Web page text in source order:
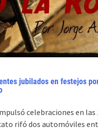
jubilados en festejos
celebraciones en las
rifó dos automóviles